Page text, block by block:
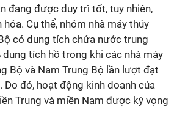
đang được duy trì tốt, tuy nhiên,
Cụ thể, nhóm nhà máy thủy
có dung tích chứa nước trung
dung tích hồ trong khi các nhà máy
Bộ và Nam Trung Bộ lần lượt đạt
Do đó, hoạt động kinh doanh của
Trung và miền Nam được kỳ vọng